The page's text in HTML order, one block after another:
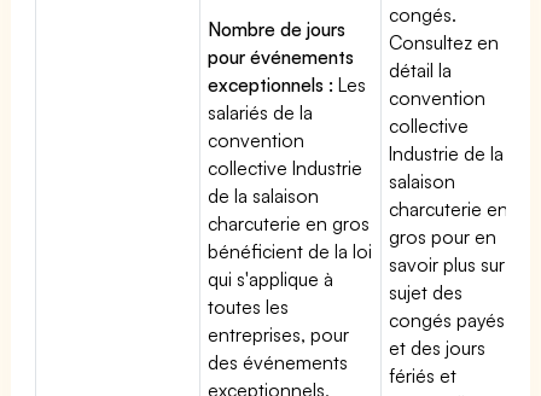
Nombre de jours
pour événements
exceptionnels : Les
salariés de la
convention
collective Industrie
de la salaison
charcuterie en gros
bénéficient de la loi
qui s'applique à
toutes les
entreprises, pour
des événements
exceptionnels,
congés.
Consultez en
détail la
convention
collective
Industrie de la
salaison
charcuterie en
gros pour en
savoir plus sur le
sujet des
congés payés
et des jours
fériés et